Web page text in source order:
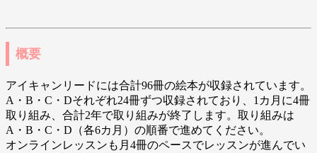
概要
アイキャンリードには合計96冊の絵本が収録されています。
A・B・C・Dそれぞれ24冊ずつ収録されており、1カ月に4冊
取り組み、合計2年で取り組みが終了します。取り組みは
A・B・C・D（各6カ月）の順番で進めてください。
オンラインレッスンも月4冊のペースでレッスンが進んでい